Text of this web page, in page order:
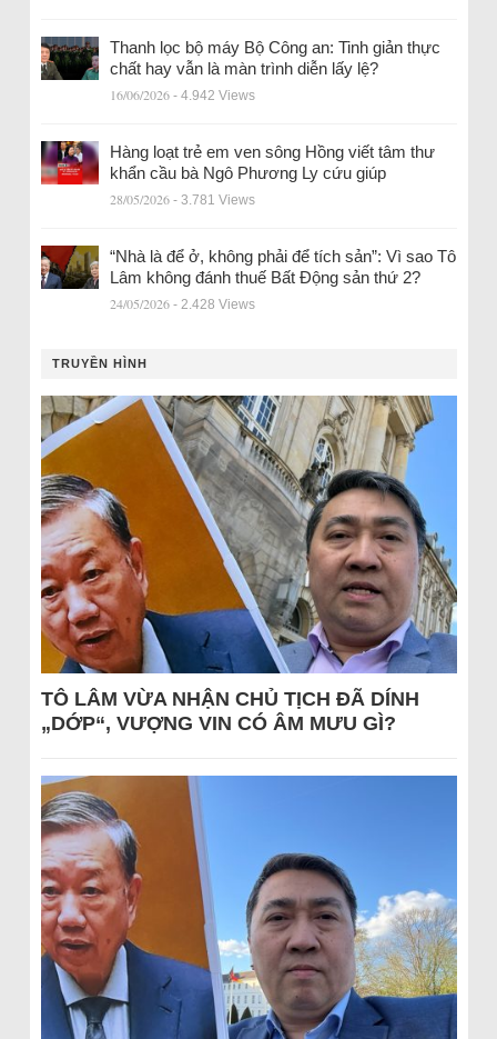
Thanh lọc bộ máy Bộ Công an: Tinh giản thực
chất hay vẫn là màn trình diễn lấy lệ?
16/06/2026 - 4.942 Views
Hàng loạt trẻ em ven sông Hồng viết tâm thư
khẩn cầu bà Ngô Phương Ly cứu giúp
28/05/2026 - 3.781 Views
“Nhà là để ở, không phải để tích sản”: Vì sao Tô
Lâm không đánh thuế Bất Động sản thứ 2?
24/05/2026 - 2.428 Views
TRUYỀN HÌNH
TÔ LÂM VỪA NHẬN CHỦ TỊCH ĐÃ DÍNH
„DỚP“, VƯỢNG VIN CÓ ÂM MƯU GÌ?